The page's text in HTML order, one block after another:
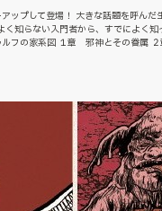
ップして登場！ 大きな話題を呼ん
知らない入門者から、すでによく
ルフの家系図 １章 邪神とその眷